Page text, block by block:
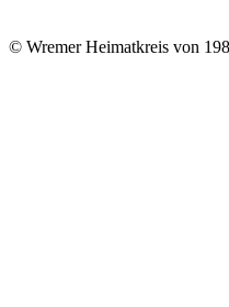
© Wremer Heimatkreis von